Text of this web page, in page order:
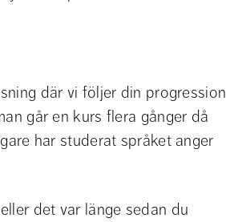
där vi följer din progression
går en kurs flera gånger då
har studerat språket anger
det var länge sedan du